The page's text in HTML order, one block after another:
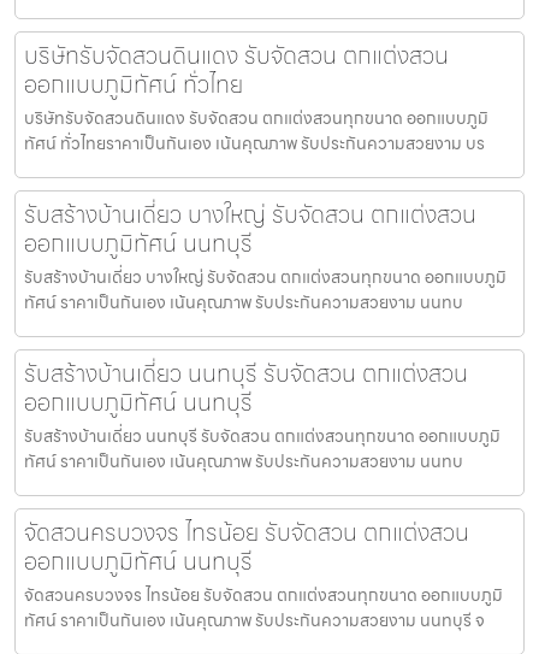
บริษัทรับจัดสวนดินแดง รับจัดสวน ตกแต่งสวน
ออกแบบภูมิทัศน์ ทั่วไทย
บริษัทรับจัดสวนดินแดง รับจัดสวน ตกแต่งสวนทุกขนาด ออกแบบภูมิ
ทัศน์ ทั่วไทยราคาเป็นกันเอง เน้นคุณภาพ รับประกันความสวยงาม บร
รับสร้างบ้านเดี่ยว บางใหญ่ รับจัดสวน ตกแต่งสวน
ออกแบบภูมิทัศน์ นนทบุรี
รับสร้างบ้านเดี่ยว บางใหญ่ รับจัดสวน ตกแต่งสวนทุกขนาด ออกแบบภูมิ
ทัศน์ ราคาเป็นกันเอง เน้นคุณภาพ รับประกันความสวยงาม นนทบ
รับสร้างบ้านเดี่ยว นนทบุรี รับจัดสวน ตกแต่งสวน
ออกแบบภูมิทัศน์ นนทบุรี
รับสร้างบ้านเดี่ยว นนทบุรี รับจัดสวน ตกแต่งสวนทุกขนาด ออกแบบภูมิ
ทัศน์ ราคาเป็นกันเอง เน้นคุณภาพ รับประกันความสวยงาม นนทบ
จัดสวนครบวงจร ไทรน้อย รับจัดสวน ตกแต่งสวน
ออกแบบภูมิทัศน์ นนทบุรี
จัดสวนครบวงจร ไทรน้อย รับจัดสวน ตกแต่งสวนทุกขนาด ออกแบบภูมิ
ทัศน์ ราคาเป็นกันเอง เน้นคุณภาพ รับประกันความสวยงาม นนทบุรี จ